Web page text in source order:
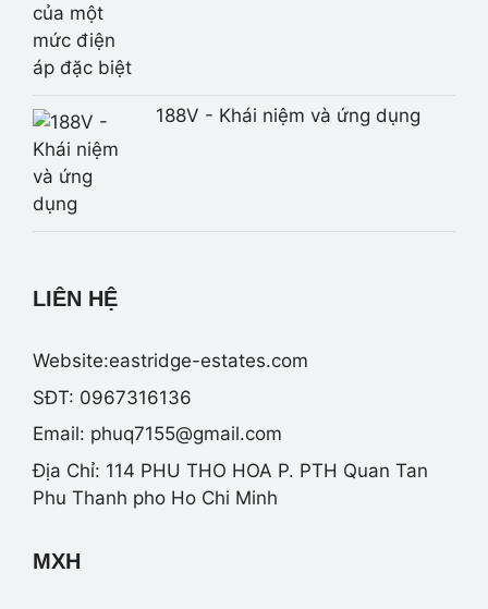
188V - Khái niệm và ứng dụng
LIÊN HỆ
Website:eastridge-estates.com
SĐT: 0967316136
Email: phuq7155@gmail.com
Địa Chỉ: 114 PHU THO HOA P. PTH Quan Tan
Phu Thanh pho Ho Chi Minh
MXH